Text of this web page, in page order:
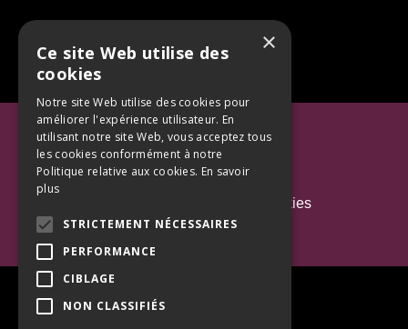
Mentions Légales
Politique de confidentialité
Politique d'utilisation des cookies
×
Ce site Web utilise des
cookies
Notre site Web utilise des cookies pour
améliorer l'expérience utilisateur. En
utilisant notre site Web, vous acceptez tous
les cookies conformément à notre
Politique relative aux cookies. En savoir
plus
STRICTEMENT NÉCESSAIRES
PERFORMANCE
CIBLAGE
NON CLASSIFIÉS